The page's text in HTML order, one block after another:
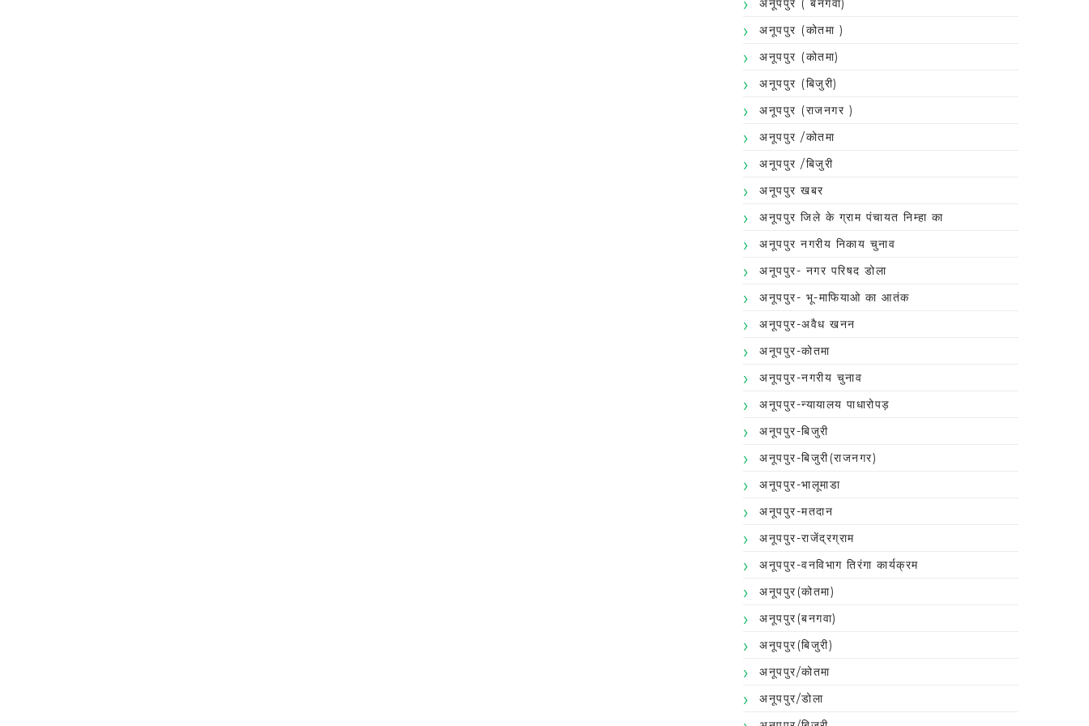
अनूपपुर ( बनगवा)
अनूपपुर (कोतमा )
अनूपपुर (कोतमा)
अनूपपुर (बिजुरी)
अनूपपुर (राजनगर )
अनूपपुर /कोतमा
अनूपपुर /बिजुरी
अनूपपुर खबर
अनूपपुर जिले के ग्राम पंचायत निम्हा का
अनूपपुर नगरीय निकाय चुनाव
अनूपपुर- नगर परिषद डोला
अनूपपुर- भू-माफियाओ का आतंक
अनूपपुर-अवैध खनन
अनूपपुर-कोतमा
अनूपपुर-नगरीय चुनाव
अनूपपुर-न्यायालय पाधारोपड़
अनूपपुर-बिजुरी
अनूपपुर-बिजुरी(राजनगर)
अनूपपुर-भालूमाडा
अनूपपुर-मतदान
अनूपपुर-राजेंद्रग्राम
अनूपपुर-वनविभाग तिरंगा कार्यक्रम
अनूपपुर(कोतमा)
अनूपपुर(बनगवा)
अनूपपुर(बिजुरी)
अनूपपुर/कोतमा
अनूपपुर/डोला